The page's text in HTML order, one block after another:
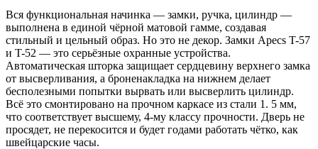
Вся функциональная начинка — замки, ручка, цилиндр —
выполнена в единой чёрной матовой гамме, создавая
стильный и цельный образ. Но это не декор. Замки Apecs T-57
и T-52 — это серьёзные охранные устройства.
Автоматическая шторка защищает сердцевину верхнего замка
от высверливания, а броненакладка на нижнем делает
бесполезными попытки вырвать или высверлить цилиндр.
Всё это смонтировано на прочном каркасе из стали 1. 5 мм,
что соответствует высшему, 4-му классу прочности. Дверь не
просядет, не перекосится и будет годами работать чётко, как
швейцарские часы.